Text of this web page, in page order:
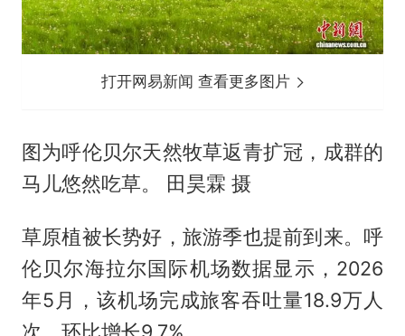
打开网易新闻 查看更多图片
图为呼伦贝尔天然牧草返青扩冠，成群的
马儿悠然吃草。 田昊霖 摄
草原植被长势好，旅游季也提前到来。呼
伦贝尔海拉尔国际机场数据显示，2026
年5月，该机场完成旅客吞吐量18.9万人